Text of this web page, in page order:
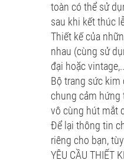
toàn có thể sử
sau khi kết thúc
Thiết kế của
nhau (cùng sử
đại hoặc
Bộ trang sức kim
chung cảm hứng
vô cùng hút mắt
Để lại thông tin
riêng cho bạn,
YÊU CẦU THIẾT